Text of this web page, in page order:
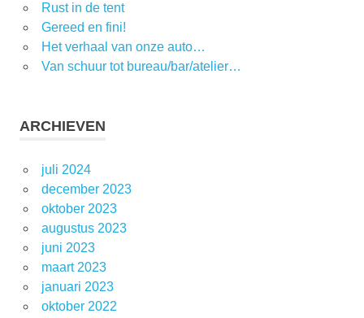
Rust in de tent
Gereed en fini!
Het verhaal van onze auto…
Van schuur tot bureau/bar/atelier…
ARCHIEVEN
juli 2024
december 2023
oktober 2023
augustus 2023
juni 2023
maart 2023
januari 2023
oktober 2022